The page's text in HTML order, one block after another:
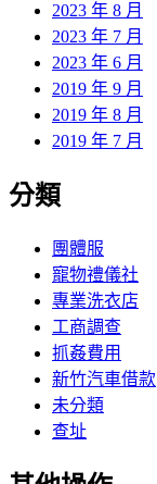
2023 年 8 月
2023 年 7 月
2023 年 6 月
2019 年 9 月
2019 年 8 月
2019 年 7 月
分類
團體服
寵物禮儀社
專業洗衣店
工商調查
抓姦費用
新竹汽車借款
未分類
查址